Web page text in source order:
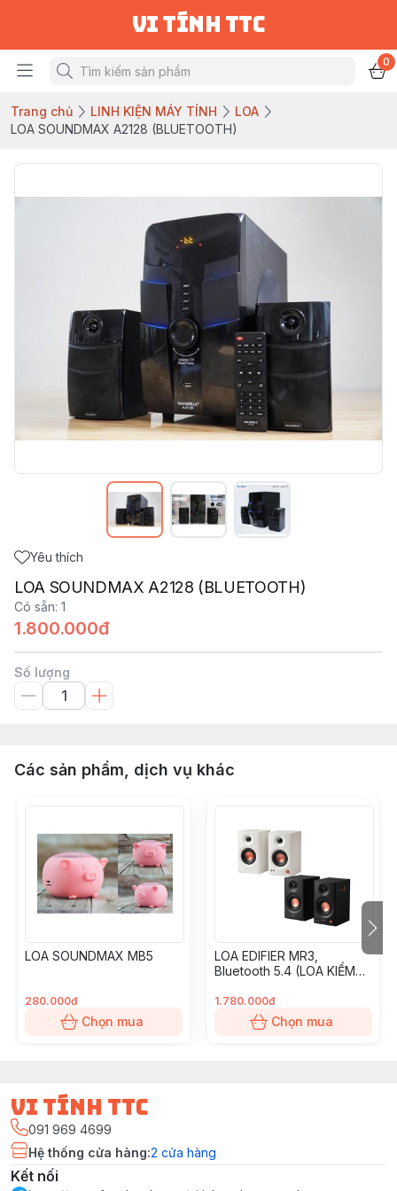
vi tính ttc
0
Trang chủ LINH KIỆN MÁY TÍNH
LOA
LOA SOUNDMAX A2128 (BLUETOOTH)
Yêu thích
LOA SOUNDMAX A2128 (BLUETOOTH)
Có sẵn: 1
1.800.000đ
Số lượng
Các sản phẩm, dịch vụ khác
LOA SOUNDMAX MB5
280.000đ
Chọn mua
LOA EDIFIER MR3,
Bluetooth 5.4 (LOA KIỂM
1.780.000đ
Chọn mua
vi tính ttc
091 969 4699
Hệ thống cửa hàng:2 cửa hàng
Kết nối